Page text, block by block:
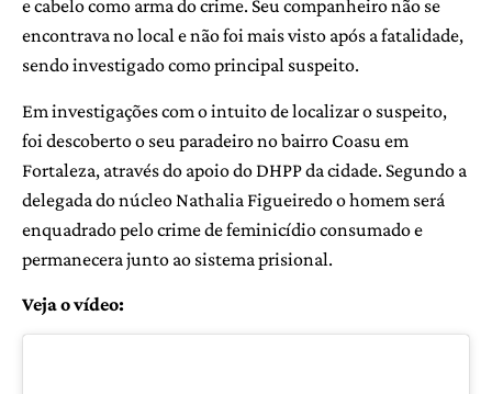
e cabelo como arma do crime. Seu companheiro não se
encontrava no local e não foi mais visto após a fatalidade,
sendo investigado como principal suspeito.
Em investigações com o intuito de localizar o suspeito,
foi descoberto o seu paradeiro no bairro Coasu em
Fortaleza, através do apoio do DHPP da cidade. Segundo a
delegada do núcleo Nathalia Figueiredo o homem será
enquadrado pelo crime de feminicídio consumado e
permanecera junto ao sistema prisional.
Veja o vídeo: